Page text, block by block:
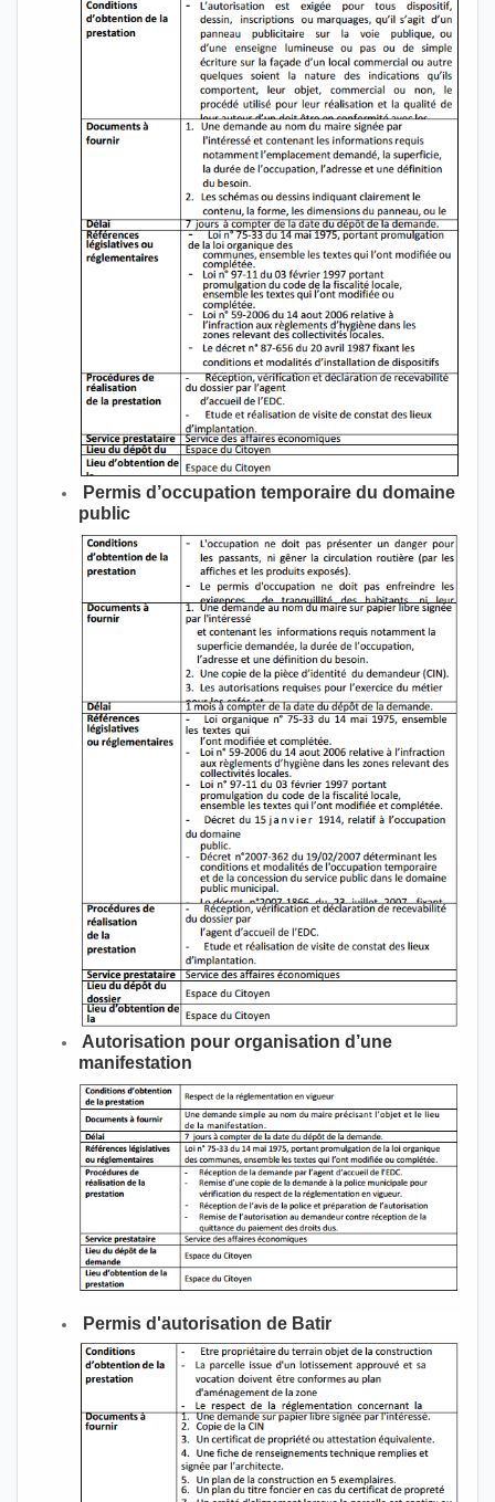
Permis d’occupation temporaire du domaine
public
Autorisation pour organisation d’une
manifestation
Permis d'autorisation de Batir